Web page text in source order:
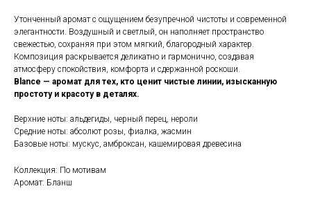
Утонченный аромат с ощущением безупречной чистоты и современной
элегантности. Воздушный и светлый, он наполняет пространство
свежестью, сохраняя при этом мягкий, благородный характер.
Композиция раскрывается деликатно и гармонично, создавая
атмосферу спокойствия, комфорта и сдержанной роскоши.
Blance — аромат для тех, кто ценит чистые линии, изысканную
простоту и красоту в деталях.
Верхние ноты: альдегиды, черный перец, нероли
Средние ноты: абсолют розы, фиалка, жасмин
Базовые ноты: мускус, амброксан, кашемировая древесина
Коллекция: По мотивам
Аромат: Бланш